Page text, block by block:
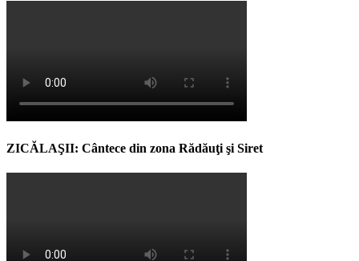
ZICĂLAŞII: Cântece din zona Rădăuţi şi Siret